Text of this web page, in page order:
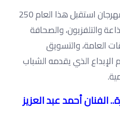
أوضحت د. سهير صالح أن المهرجان استقبل هذا العام 250
والتلفزيون، والصحافة
العامة، والتسويق
الذي يقدمه الشباب
الفنان أحمد عبد العزيز